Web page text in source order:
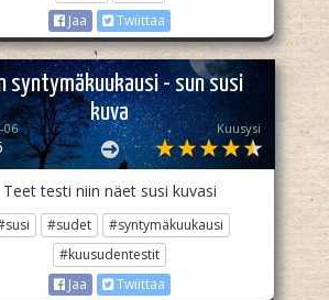
Jaa
Twiittaa
syntymäkuukausi - sun susi
kuva
06 Kuusysi
Teet testi niin näet susi kuvasi
#sudet
#syntymäkuukausi
#kuusudentestit
Jaa
Twiittaa